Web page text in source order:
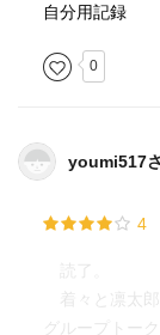
自分用記録
0
youmi517
4
読了。
着々と凛太郎
グループトー